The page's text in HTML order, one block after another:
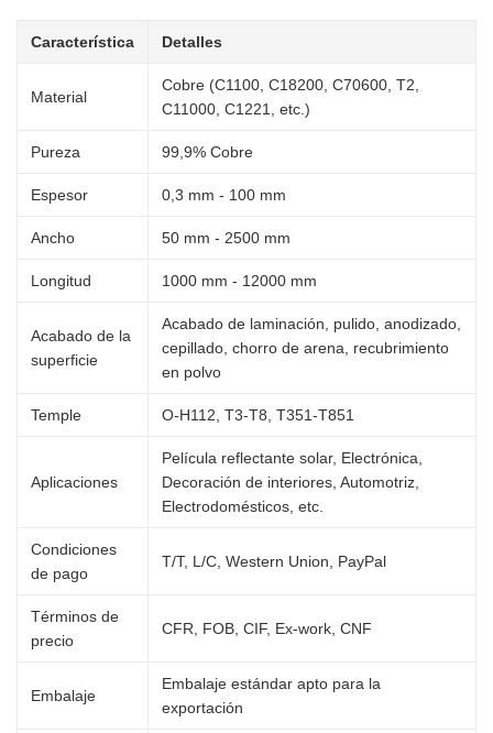
Característica Detalles
Material
Cobre (C1100, C18200, C70600, T2,
C11000, C1221, etc.)
Pureza 99,9% Cobre
Espesor 0,3 mm - 100 mm
Ancho 50 mm - 2500 mm
Longitud 1000 mm - 12000 mm
Acabado de la
superficie
Acabado de laminación, pulido, anodizado,
cepillado, chorro de arena, recubrimiento
en polvo
Temple O-H112, T3-T8, T351-T851
Aplicaciones
Película reflectante solar, Electrónica,
Decoración de interiores, Automotriz,
Electrodomésticos, etc.
Condiciones
de pago
T/T, L/C, Western Union, PayPal
Términos de
precio
CFR, FOB, CIF, Ex-work, CNF
Embalaje
Embalaje estándar apto para la
exportación